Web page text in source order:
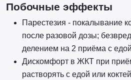
Побочные эффекты
Парестезия - покалывание
после разовой дозы;
делением на 2 приёма с едой
Дискомфорт в ЖКТ при
растворять с едой или